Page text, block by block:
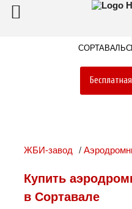
ЖБИ-завод
Купить
в Сортавале